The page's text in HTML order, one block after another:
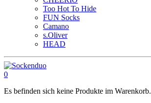
Too Hot To Hide
FUN Socks
Camano
s.Oliver
HEAD
0
Es befinden sich keine Produkte im Warenkorb.